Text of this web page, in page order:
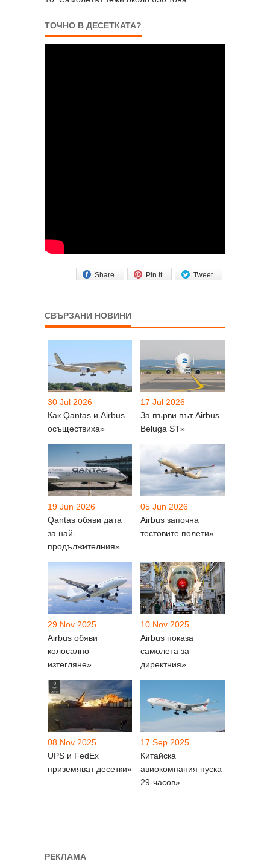
ТОЧНО В ДЕСЕТКАТА?
Tweet
Pin it
Share
СВЪРЗАНИ НОВИНИ
30 Jul 2026
Как Qantas и Airbus
осъществиха»
17 Jul 2026
За първи път Airbus
Beluga ST»
19 Jun 2026
Qantas обяви дата
за най-
продължителния»
05 Jun 2026
Airbus започна
тестовите полети»
29 Nov 2025
Airbus обяви
колосално
изтегляне»
10 Nov 2025
Airbus показа
самолета за
директния»
08 Nov 2025
UPS и FedEx
приземяват десетки»
17 Sep 2025
Китайска
авиокомпания пуска
29-часов»
РЕКЛАМА